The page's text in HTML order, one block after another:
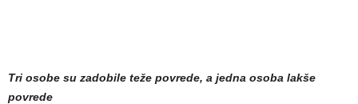
Tri osobe su zadobile teže povrede, a jedna osoba lakše
povrede